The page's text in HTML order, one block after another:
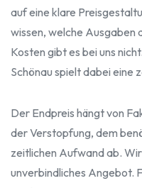
auf eine klare
wissen, welche Ausgaben
Kosten gibt es bei uns
Schönau spielt dabei eine
Der Endpreis hängt von
der Verstopfung, dem
zeitlichen Aufwand ab.
unverbindliches Angebot.